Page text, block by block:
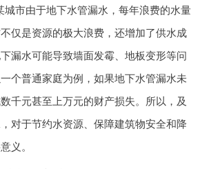
市由于地下水管漏水，每年浪费的水量
仅是资源的极大浪费，还增加了供水成
漏水可能导致墙面发霉、地板变形等问
个普通家庭为例，如果地下水管漏水未
千元甚至上万元的财产损失。所以，及
对于节约水资源、保障建筑物安全和降
义。